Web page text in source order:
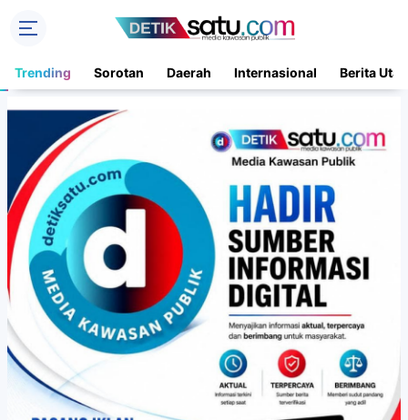
Trending Sorotan Daerah Internasional Berita